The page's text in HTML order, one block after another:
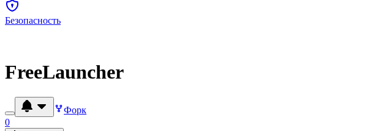
Безопасность
FreeLauncher
Форк
0